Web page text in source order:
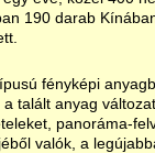
190 darab
fényképi
talált anyag
panoráma-
valók, a